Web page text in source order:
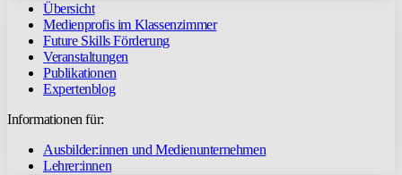
Übersicht
Medienprofis im Klassenzimmer
Future Skills Förderung
Veranstaltungen
Publikationen
Expertenblog
Informationen für:
Ausbilder:innen und Medienunternehmen
Lehrer:innen